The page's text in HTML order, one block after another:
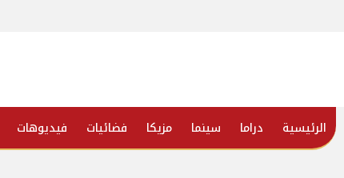
الرئيسية دراما سينما مزيكا فضائيات فيديوهات